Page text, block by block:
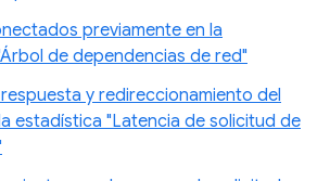
previamente en la
de dependencias de red"
y redireccionamiento del
estadística "Latencia de solicitud de